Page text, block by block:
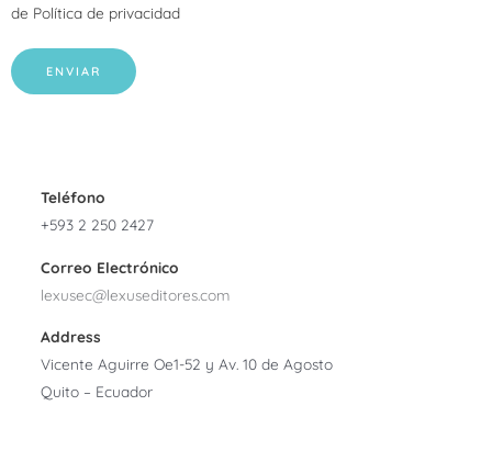
de Política de privacidad
ENVIAR
Teléfono
+593 2 250 2427
Correo Electrónico
lexusec@lexuseditores.com
Address
Vicente Aguirre Oe1-52 y Av. 10 de Agosto
Quito – Ecuador